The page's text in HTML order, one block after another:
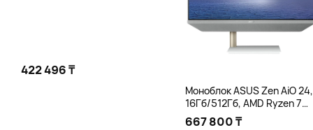
422 496 ₸
Моноблок ASUS Zen AiO 24,
16Гб/512Гб, AMD Ryzen 7
5825U, белый
667 800 ₸